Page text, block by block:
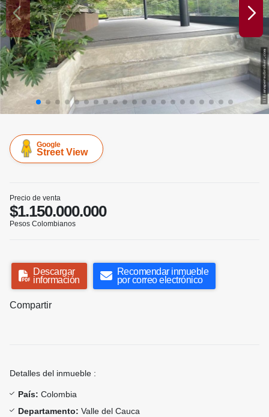
Google
Street View
Precio de venta
$1.150.000.000
Pesos Colombianos
Descargar
información
Recomendar inmueble
por correo electrónico
Compartir
Detalles del inmueble :
País: Colombia
Departamento: Valle del Cauca